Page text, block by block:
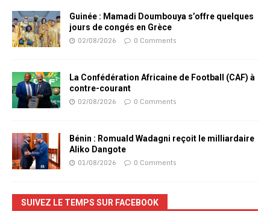
Guinée : Mamadi Doumbouya s’offre quelques
jours de congés en Grèce
02/08/2026 0 Comments
La Confédération Africaine de Football (CAF) à
contre-courant
02/08/2026 0 Comments
Bénin : Romuald Wadagni reçoit le milliardaire
Aliko Dangote
01/08/2026 0 Comments
SUIVEZ LE TEMPS SUR FACEBOOK